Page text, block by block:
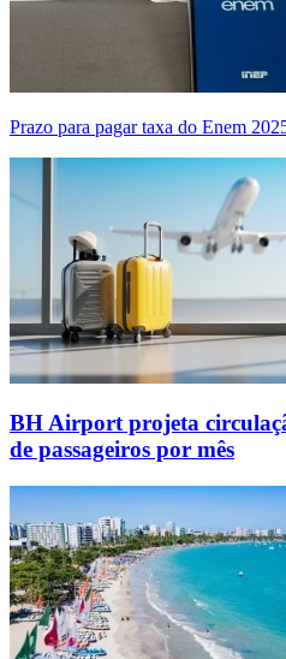
Prazo para pagar taxa do Enem
BH Airport projeta
de passageiros por mês